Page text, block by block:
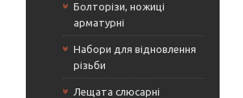
Болторізи, ножиці
арматурні
Набори для відновлення
різьби
Лещата слюсарні